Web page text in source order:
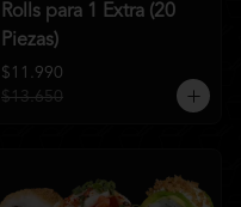
Rolls para 1 Extra (20
Piezas)
$11.990
$13.650